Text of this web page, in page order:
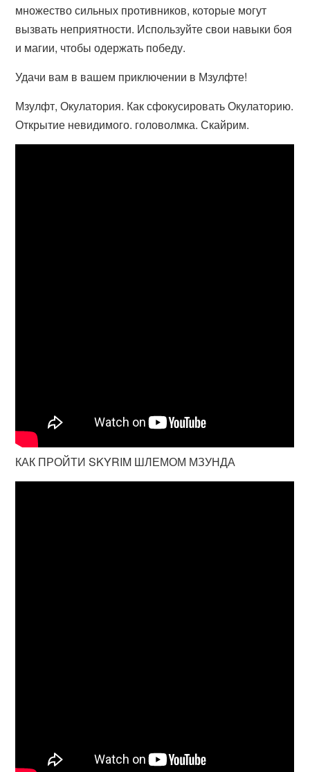
множество сильных противников, которые могут
вызвать неприятности. Используйте свои навыки боя
и магии, чтобы одержать победу.
Удачи вам в вашем приключении в Мзулфте!
Мзулфт, Окулатория. Как сфокусировать Окулаторию.
Открытие невидимого. головолмка. Скайрим.
КАК ПРОЙТИ SKYRIM ШЛЕМОМ МЗУНДА